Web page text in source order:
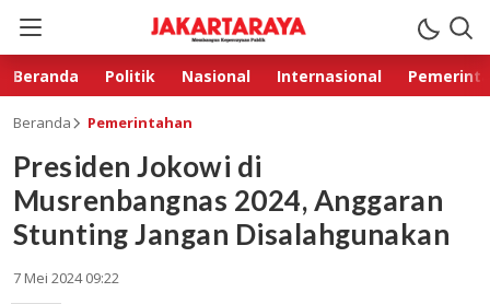
Beranda Politik Nasional Internasional
Beranda Pemerintahan
Presiden Jokowi di
Musrenbangnas 2024, Anggaran
Stunting Jangan Disalahgunakan
7 Mei 2024 09:22